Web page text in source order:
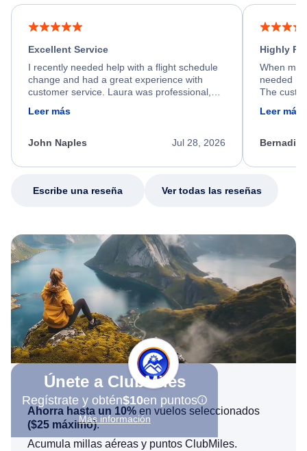
Excellent Service
I recently needed help with a flight schedule
change and had a great experience with
customer service. Laura was professional,
friendly, and very helpful throughout the
process. She quickly found a solution and
appreciate her excellent service.
Leer más
Jul 28, 2026
John Naples
Highly
When my
needed
The
calm,
my issue.
Leer más
Escribe una reseña Ver todas las reseñas
Únete a ClubMiles
Regístrate y obtén$10en puntos
Más información
Ahorra hasta un 10% en vuelos seleccionados
($25 máximo).
Acumula millas aéreas y puntos ClubMiles.